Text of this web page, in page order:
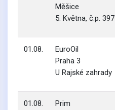
Měšice
5. Května, č.p. 397
01.08.
EuroOil
Praha 3
U Rajské zahrady
01.08.
Prim